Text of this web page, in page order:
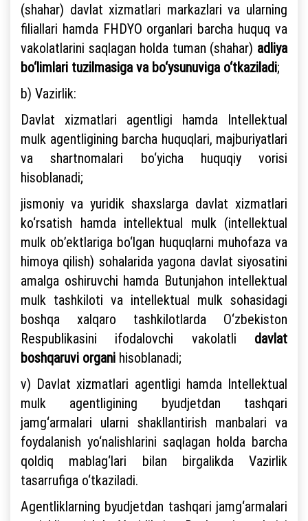
(shahar) davlat xizmatlari markazlari va ularning
filiallari hamda FHDYO organlari barcha huquq va
vakolatlarini saqlagan holda tuman (shahar) adliya
bo‘limlari tuzilmasiga va bo‘ysunuviga o‘tkaziladi;
b) Vazirlik:
Davlat xizmatlari agentligi hamda Intellektual
mulk agentligining barcha huquqlari, majburiyatlari
va shartnomalari bo‘yicha huquqiy vorisi
hisoblanadi;
jismoniy va yuridik shaxslarga davlat xizmatlari
ko‘rsatish hamda intellektual mulk (intellektual
mulk ob’ektlariga bo‘lgan huquqlarni muhofaza va
himoya qilish) sohalarida yagona davlat siyosatini
amalga oshiruvchi hamda Butunjahon intellektual
mulk tashkiloti va intellektual mulk sohasidagi
boshqa xalqaro tashkilotlarda O‘zbekiston
Respublikasini ifodalovchi vakolatli davlat
boshqaruvi organi hisoblanadi;
v) Davlat xizmatlari agentligi hamda Intellektual
mulk agentligining byudjetdan tashqari
jamg‘armalari ularni shakllantirish manbalari va
foydalanish yo‘nalishlarini saqlagan holda barcha
qoldiq mablag‘lari bilan birgalikda Vazirlik
tasarrufiga o‘tkaziladi.
Agentliklarning byudjetdan tashqari jamg‘armalari